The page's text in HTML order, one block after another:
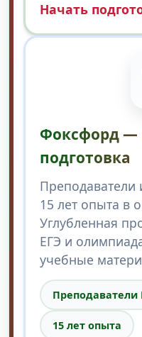
Начать
Фоксфорд —
подготовка
15 лет опыта в
Углубленная
ЕГЭ и
учебные
15 лет опыта